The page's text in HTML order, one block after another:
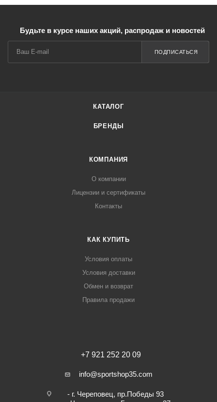
Будьте в курсе наших акций, распродаж и новостей
ПОДПИСАТЬСЯ
КАТАЛОГ
БРЕНДЫ
КОМПАНИЯ
О компании
Лицензии и сертификаты
Контакты
КАК КУПИТЬ
Условия оплаты
Условия доставки
Обмен и возврат
Правила продажи
+7 921 252 20 09
info@sportshop35.com
- г. Череповец, пр.Победы 93